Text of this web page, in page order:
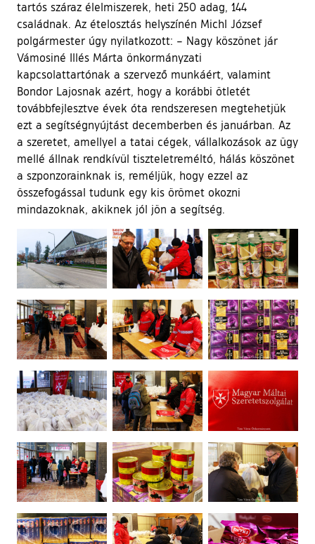
tartós száraz élelmiszerek, heti 250 adag, 144
családnak. Az ételosztás helyszínén Michl József
polgármester úgy nyilatkozott: – Nagy köszönet jár
Vámosiné Illés Márta önkormányzati
kapcsolattartónak a szervező munkáért, valamint
Bondor Lajosnak azért, hogy a korábbi ötletét
továbbfejlesztve évek óta rendszeresen megtehetjük
ezt a segítségnyújtást decemberben és januárban. Az
a szeretet, amellyel a tatai cégek, vállalkozások az ügy
mellé állnak rendkívül tiszteletreméltó, hálás köszönet
a szponzorainknak is, reméljük, hogy ezzel az
összefogással tudunk egy kis örömet okozni
mindazoknak, akiknek jól jön a segítség.
Ugrás a galéria utánra